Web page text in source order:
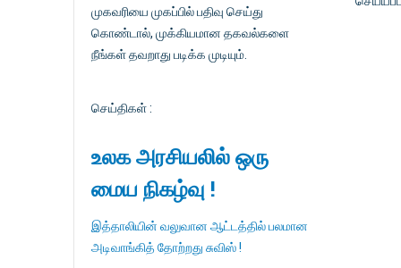
முகவரியை முகப்பில் பதிவு செய்து
கொண்டால், முக்கியமான தகவல்களை
நீங்கள் தவறாது படிக்க முடியும்.
செய்திகள் :
உலக அரசியலில் ஒரு
மைய நிகழ்வு !
இத்தாலியின் வலுவான ஆட்டத்தில் பலமான
அடிவாங்கித் தோற்றது சுவிஸ் !